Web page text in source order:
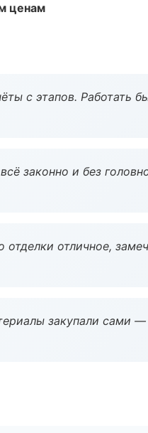
ценам
с этапов. Работать
законно и без
отделки отличное,
закупали сами